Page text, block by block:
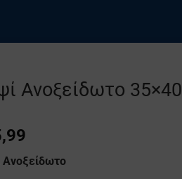
Ανοξείδωτο 35×40
Ανοξείδωτο